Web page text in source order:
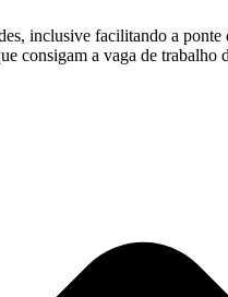
inclusive facilitando a
consigam a vaga de